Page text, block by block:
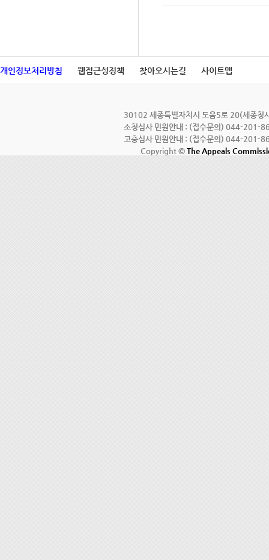
개인정보처리방침 웹접근성정책 찾아오시는길 사이트맵
30102 세종특별자치시 도움5로 20(세종
소청심사 민원안내 : (접수문의) 044-
고충심사 민원안내 : (접수문의) 044-
Copyright © The Appeals